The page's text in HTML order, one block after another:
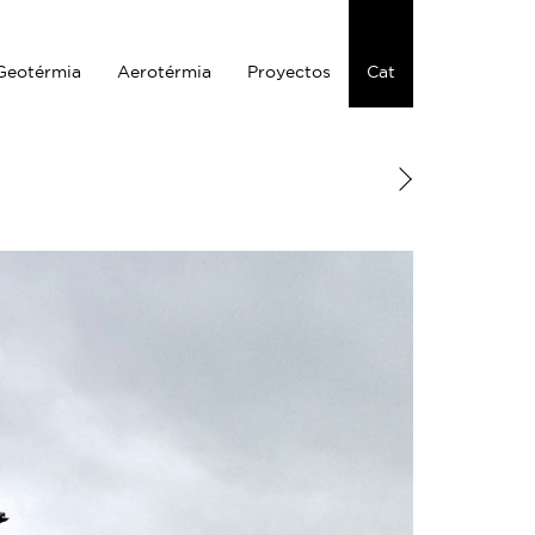
Aerotérmia Proyectos Cat